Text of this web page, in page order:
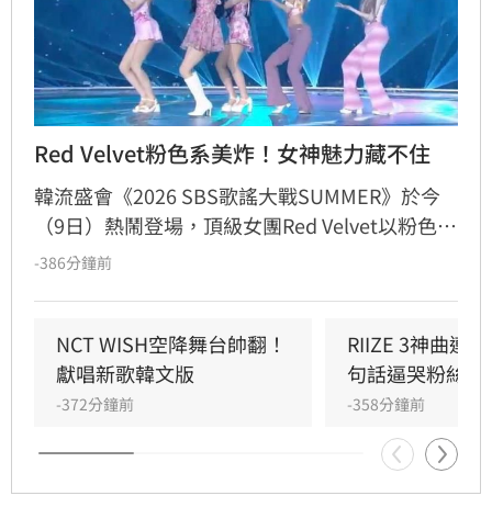
Red Velvet粉色系美炸！女神魅力藏不住
韓流盛會《2026 SBS歌謠大戰SUMMER》於今
（9日）熱鬧登場，頂級女團Red Velvet以粉色系
精緻造型驚艷亮相，展現夏日女王強大氣場。此
House Groove巧妙融合，曲風清爽且具質感。
成員們以優雅且帶有度假感的舞蹈動作，完美詮
釋歌曲的波浪律動，將夏日氛圍推向最高點。儘
管僅演出單曲，Red Velvet仍憑藉成熟且活潑的
舞台魅力，成功吸引全場目光，為粉絲帶來一場
視覺與聽覺的夏日饗宴。
-386分鐘前
NCT WISH空降舞台帥翻！
獻唱新歌韓文版
-372分鐘前
RIIZE 3神曲連
句話逼哭粉絲
-358分鐘前